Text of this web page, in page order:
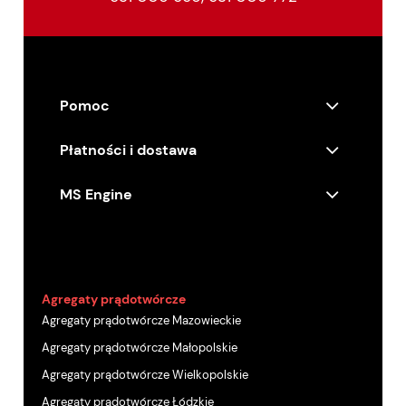
Pomoc
Płatności i dostawa
MS Engine
Agregaty prądotwórcze
Agregaty prądotwórcze Mazowieckie
Agregaty prądotwórcze Małopolskie
Agregaty prądotwórcze Wielkopolskie
Agregaty prądotwórcze Łódzkie